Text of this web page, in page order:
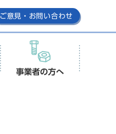
ご意見・お問い合わせ
事業者の方へ